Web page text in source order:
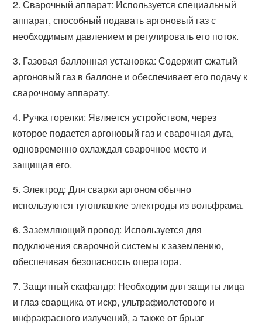
2. Сварочный аппарат: Используется специальный
аппарат, способный подавать аргоновый газ с
необходимым давлением и регулировать его поток.
3. Газовая баллонная установка: Содержит сжатый
аргоновый газ в баллоне и обеспечивает его подачу к
сварочному аппарату.
4. Ручка горелки: Является устройством, через
которое подается аргоновый газ и сварочная дуга,
одновременно охлаждая сварочное место и
защищая его.
5. Электрод: Для сварки аргоном обычно
используются тугоплавкие электроды из вольфрама.
6. Заземляющий провод: Используется для
подключения сварочной системы к заземлению,
обеспечивая безопасность оператора.
7. Защитный скафандр: Необходим для защиты лица
и глаз сварщика от искр, ультрафиолетового и
инфракрасного излучений, а также от брызг